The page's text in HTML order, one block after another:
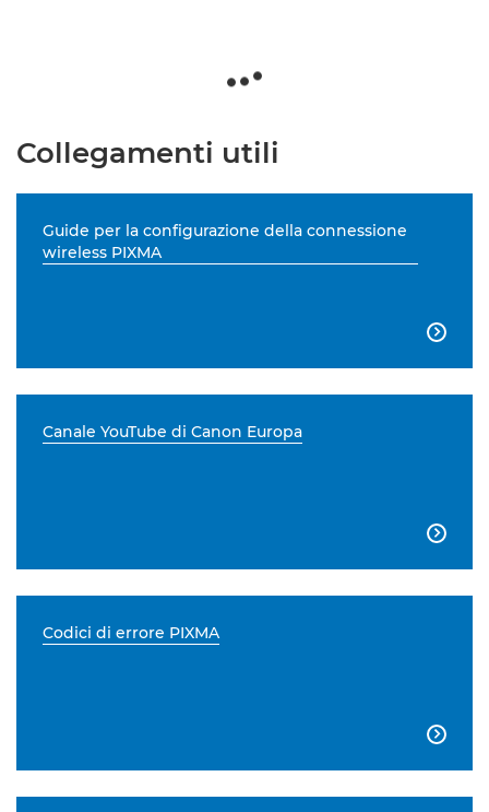
Collegamenti utili
Guide per la configurazione della connessione
wireless PIXMA

Canale YouTube di Canon Europa

Codici di errore PIXMA
